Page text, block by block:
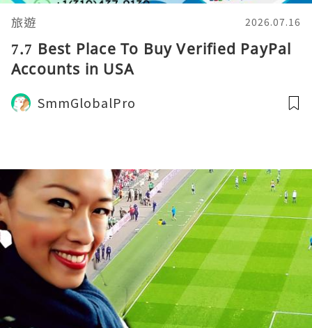
旅遊 2026.07.16
7.7 Best Place To Buy Verified PayPal
Accounts in USA
SmmGlobalPro